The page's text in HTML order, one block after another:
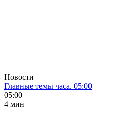
Новости
Главные темы часа. 05:00
05:00
4 мин